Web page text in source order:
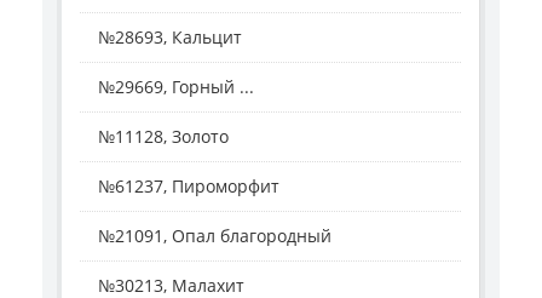
№28693, Кальцит
№29669, Горный ...
№11128, Золото
№61237, Пироморфит
№21091, Опал благородный
№30213, Малахит